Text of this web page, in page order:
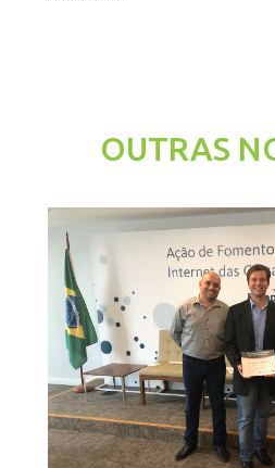
OUTRAS